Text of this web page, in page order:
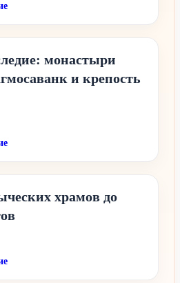
монастыри
и крепость
храмов до